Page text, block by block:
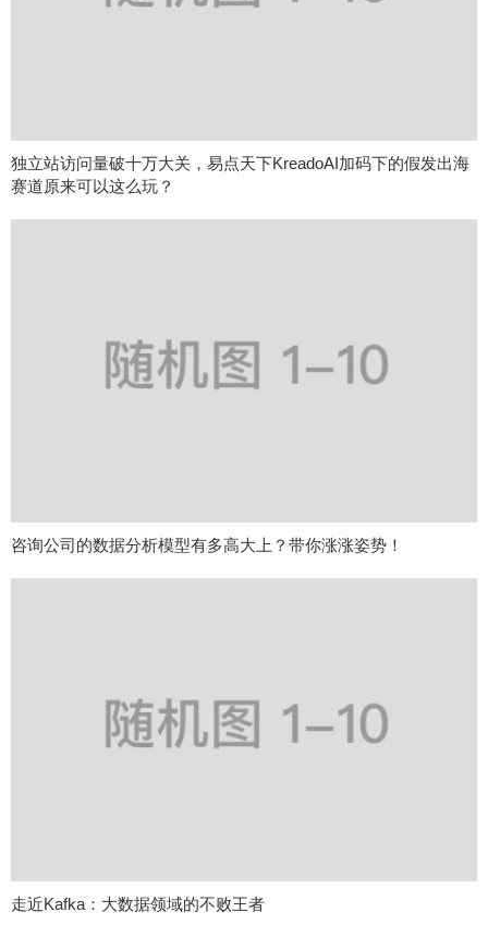
独立站访问量破十万大关，易点天下KreadoAI加码下的假发出海
赛道原来可以这么玩？
咨询公司的数据分析模型有多高大上？带你涨涨姿势！
走近Kafka：大数据领域的不败王者